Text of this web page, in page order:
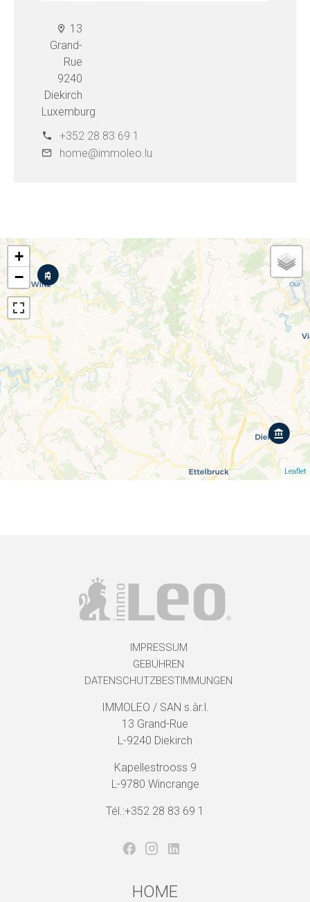
13
Grand-
Rue
9240
Diekirch
Luxemburg
+352 28 83 69 1
home@immoleo.lu
+
−
Leaflet
IMPRESSUM
GEBÜHREN
DATENSCHUTZBESTIMMUNGEN
IMMOLEO / SAN s.àr.l.
13 Grand-Rue
L-9240 Diekirch
Kapellestrooss 9
L-9780 Wincrange
Tél.:+352 28 83 69 1
HOME